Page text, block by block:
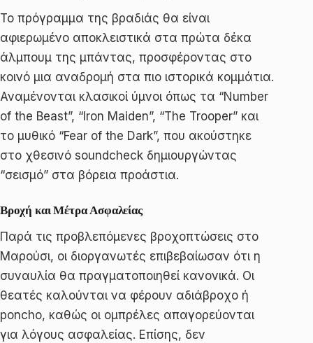
Το πρόγραμμα της βραδιάς θα είναι
αφιερωμένο αποκλειστικά στα πρώτα δέκα
άλμπουμ της μπάντας, προσφέροντας στο
κοινό μια αναδρομή στα πιο ιστορικά κομμάτια.
Αναμένονται κλασικοί ύμνοι όπως τα “Number
of the Beast”, “Iron Maiden”, “The Trooper” και
το μυθικό “Fear of the Dark”, που ακούστηκε
στο χθεσινό soundcheck δημιουργώντας
“σεισμό” στα βόρεια προάστια.
Βροχή και Μέτρα Ασφαλείας
Παρά τις προβλεπόμενες βροχοπτώσεις στο
Μαρούσι, οι διοργανωτές επιβεβαίωσαν ότι η
συναυλία θα πραγματοποιηθεί κανονικά. Οι
θεατές καλούνται να φέρουν αδιάβροχο ή
poncho, καθώς οι ομπρέλες απαγορεύονται
για λόγους ασφαλείας. Επίσης, δεν